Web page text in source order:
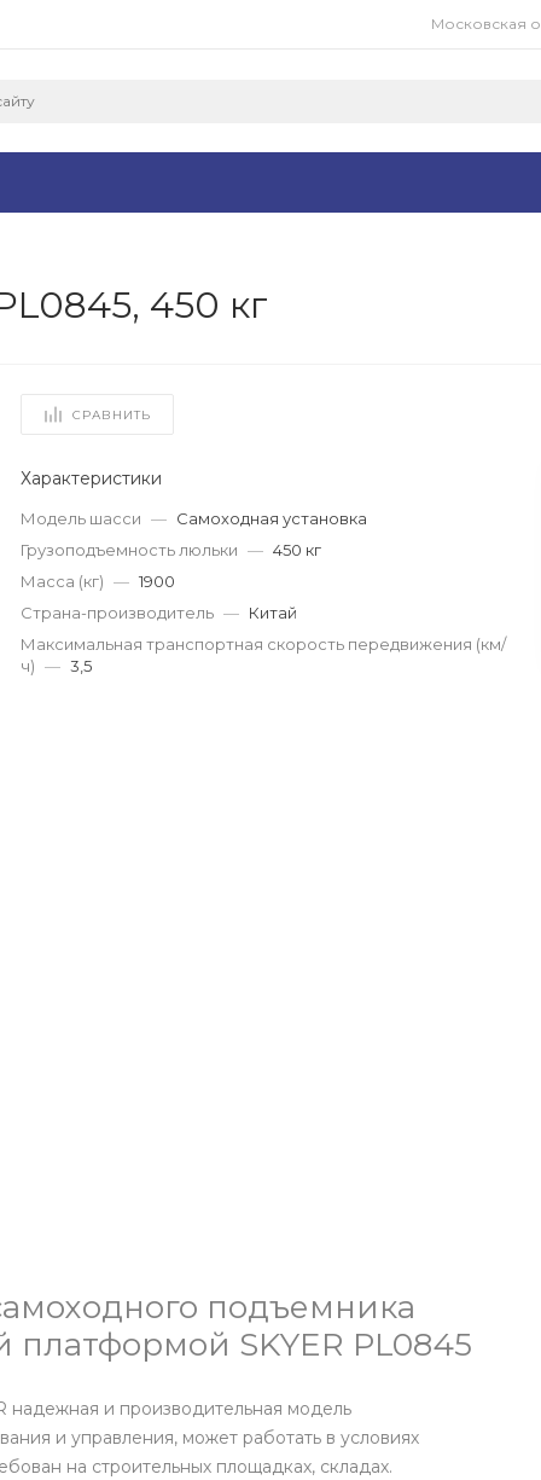
Московская
450 кг
СРАВНИТЬ
Характеристики
Модель шасси — Самоходная установка
Грузоподъемность люльки — 450 кг
Масса (кг) — 1900
Страна-производитель — Китай
Максимальная транспортная скорость передвижения (км/
ч) — 3,5
подъемника
SKYER PL0845
и производительная модель
и управления, может работать в условиях
на строительных площадках, складах.